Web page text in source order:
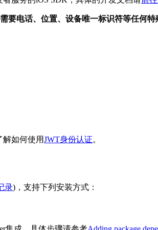
要电话、位置、设备唯一标识符等任何特
解如何使用JWT身份认证。
录)，支持下列安装方式：